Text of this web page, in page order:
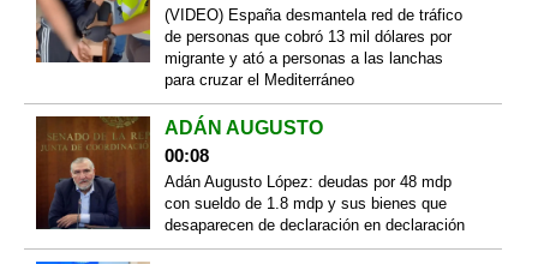
(VIDEO) España desmantela red de tráfico
de personas que cobró 13 mil dólares por
migrante y ató a personas a las lanchas
para cruzar el Mediterráneo
ADÁN AUGUSTO
00:08
Adán Augusto López: deudas por 48 mdp
con sueldo de 1.8 mdp y sus bienes que
desaparecen de declaración en declaración